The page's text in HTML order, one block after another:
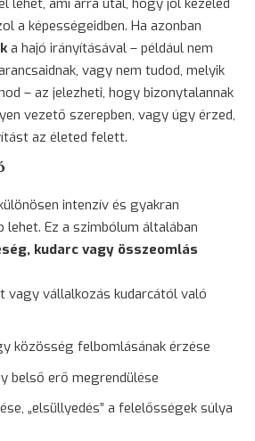
a képességeidben. Ha azonban
a hajó irányításával – például nem
vagy nem tudod, melyik
– az jelezheti, hogy bizonytalannak
vezető szerepben, vagy úgy érzed,
az életed felett.
intenzív és gyakran
Ez a szimbólum általában
kudarc vagy összeomlás
vagy vállalkozás kudarcától való
közösség felbomlásának érzése
belső erő megrendülése
„elsüllyedés” a felelősségek súlya